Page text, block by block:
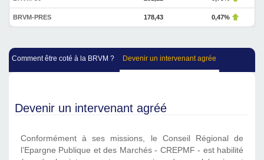
BRVM-PRES 178,43 0,47%
Comment être coté à la BRVM ? Devenir un intervenant agrée
Devenir un intervenant agréé
Conformément à ses missions, le Conseil Régional de
l’Epargne Publique et des Marchés - CREPMF - est habilité